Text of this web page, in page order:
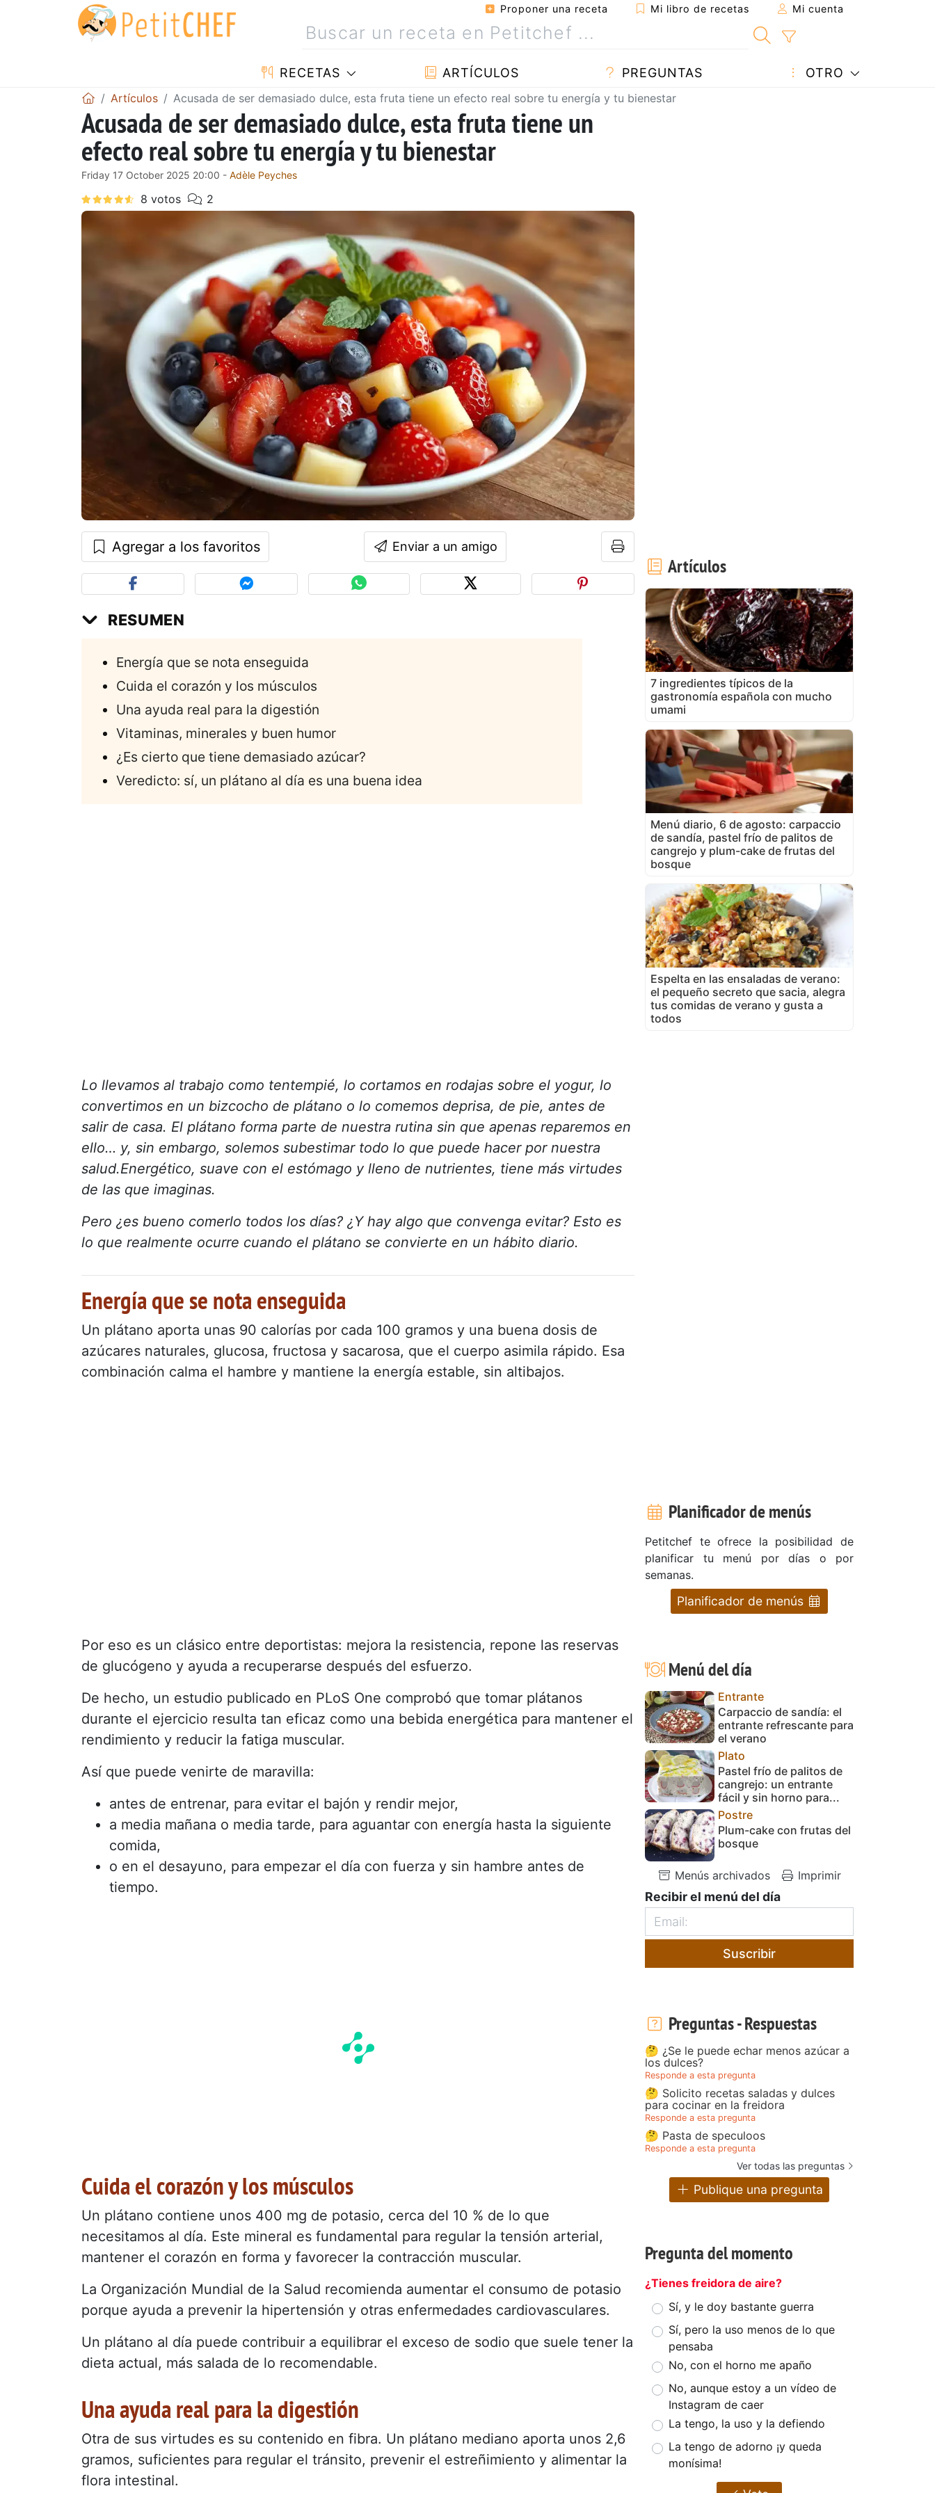
Proponer una receta Mi libro de recetas Mi cuenta
RECETAS ARTÍCULOS PREGUNTAS OTRO
Artículos Acusada de ser demasiado dulce, esta fruta tiene un efecto real sobre tu energía y tu bienestar
Acusada de ser demasiado dulce, esta fruta tiene un
efecto real sobre tu energía y tu bienestar
Friday 17 October 2025 20:00 - Adèle Peyches
Agregar a los favoritos Enviar a un amigo
RESUMEN
Energía que se nota enseguida
Cuida el corazón y los músculos
Una ayuda real para la digestión
Vitaminas, minerales y buen humor
¿Es cierto que tiene demasiado azúcar?
Veredicto: sí, un plátano al día es una buena idea
Lo llevamos al trabajo como tentempié, lo cortamos en rodajas sobre el yogur, lo
convertimos en un bizcocho de plátano o lo comemos deprisa, de pie, antes de
salir de casa. El plátano forma parte de nuestra rutina sin que apenas reparemos en
ello… y, sin embargo, solemos subestimar todo lo que puede hacer por nuestra
salud.Energético, suave con el estómago y lleno de nutrientes, tiene más virtudes
de las que imaginas.
Pero ¿es bueno comerlo todos los días? ¿Y hay algo que convenga evitar? Esto es
lo que realmente ocurre cuando el plátano se convierte en un hábito diario.
Energía que se nota enseguida
Un plátano aporta unas 90 calorías por cada 100 gramos y una buena dosis de
azúcares naturales, glucosa, fructosa y sacarosa, que el cuerpo asimila rápido. Esa
combinación calma el hambre y mantiene la energía estable, sin altibajos.
Por eso es un clásico entre deportistas: mejora la resistencia, repone las reservas
de glucógeno y ayuda a recuperarse después del esfuerzo.
De hecho, un estudio publicado en PLoS One comprobó que tomar plátanos
durante el ejercicio resulta tan eficaz como una bebida energética para mantener el
rendimiento y reducir la fatiga muscular.
Así que puede venirte de maravilla:
antes de entrenar, para evitar el bajón y rendir mejor,
a media mañana o media tarde, para aguantar con energía hasta la siguiente
comida,
o en el desayuno, para empezar el día con fuerza y sin hambre antes de
tiempo.
Cuida el corazón y los músculos
Un plátano contiene unos 400 mg de potasio, cerca del 10 % de lo que
necesitamos al día. Este mineral es fundamental para regular la tensión arterial,
mantener el corazón en forma y favorecer la contracción muscular.
La Organización Mundial de la Salud recomienda aumentar el consumo de potasio
porque ayuda a prevenir la hipertensión y otras enfermedades cardiovasculares.
Un plátano al día puede contribuir a equilibrar el exceso de sodio que suele tener la
dieta actual, más salada de lo recomendable.
Una ayuda real para la digestión
Otra de sus virtudes es su contenido en fibra. Un plátano mediano aporta unos 2,6
gramos, suficientes para regular el tránsito, prevenir el estreñimiento y alimentar la
flora intestinal.
Artículos
7 ingredientes típicos de la
gastronomía española con mucho
umami
Menú diario, 6 de agosto: carpaccio
de sandía, pastel frío de palitos de
cangrejo y plum-cake de frutas del
bosque
Espelta en las ensaladas de verano:
el pequeño secreto que sacia, alegra
tus comidas de verano y gusta a
todos
Planificador de menús
Petitchef te ofrece la posibilidad de
planificar tu menú por días o por
semanas.
Planificador de menús
Menú del día
Entrante
Carpaccio de sandía: el
entrante refrescante para
el verano
Plato
Pastel frío de palitos de
cangrejo: un entrante
fácil y sin horno para...
Postre
Plum-cake con frutas del
bosque
Menús archivados Imprimir
Recibir el menú del día
Suscribir
Preguntas - Respuestas
🤔 ¿Se le puede echar menos azúcar a
los dulces?
Responde a esta pregunta
🤔 Solicito recetas saladas y dulces
para cocinar en la freidora
Responde a esta pregunta
🤔 Pasta de speculoos
Responde a esta pregunta
Ver todas las preguntas
Publique una pregunta
Pregunta del momento
¿Tienes freidora de aire?
Sí, y le doy bastante guerra
Sí, pero la uso menos de lo que
pensaba
No, con el horno me apaño
No, aunque estoy a un vídeo de
Instagram de caer
La tengo, la uso y la defiendo
La tengo de adorno ¡y queda
monísima!